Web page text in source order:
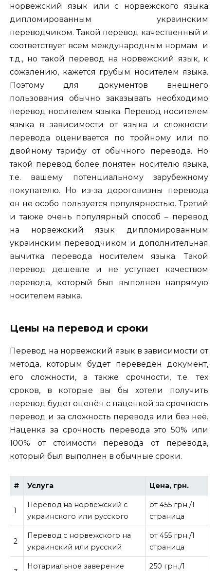
норвежский язык или с норвежского языка
дипломированным украинским
переводчиком. Такой перевод качественный и
соответствует всем международным нормам и
т.д., но такой перевод на норвежский язык, к
сожалению, кажется грубым носителем языка.
Поэтому для документов внешнего
пользования обычно заказывать необходимо
перевод носителем языка. Перевод носителем
языка в зависимости от языка и сложности
перевода оценивается по тройному или по
двойному тарифу от обычного перевода. Но
такой перевод более понятен носителю языка,
т.е. вашему потенциальному зарубежному
покупателю. Но из-за дороговизны перевода
он не особо пользуется популярностью. Третий
и также очень популярный способ – перевод
на норвежский язык дипломированным
украинским переводчиком и дополнительная
вычитка перевода носителем языка. Такой
перевод дешевле и не уступает качеством
перевода, который был выполнен напрямую
носителем языка.
Цены на перевод и сроки
Перевод на норвежский язык в зависимости от
метода, которым будет переведён документ,
его сложности, а также срочности, т.е. тех
сроков, в которые вы бы хотели получить
перевод будет оценён с наценкой за срочность
перевод и за сложность перевода или без неё.
Наценка за срочность перевода это 50% или
100% от стоимости перевода от перевода,
который был выполнен в обычные сроки.
# Услуга Цена, грн.
1
Перевод на норвежский с
украинского или русского
от 455 грн./1
страница
2
Перевод с норвежского на
украинский или русский
от 455 грн./1
страница
Нотариальное заверение 250 грн./1